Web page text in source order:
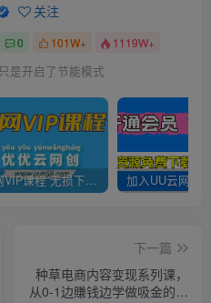
关注
0 101W+ 1119W+
是开启了节能模式
全网VIP课程 无损下载~
下一篇
种草电商内容变现系列课，
从0-1边賺钱边学做吸金的种